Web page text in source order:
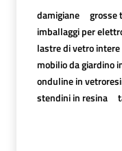
damigiane
grosse
imballaggi per
lastre di vetro intere
mobilio da giardino
onduline in
stendini in resina